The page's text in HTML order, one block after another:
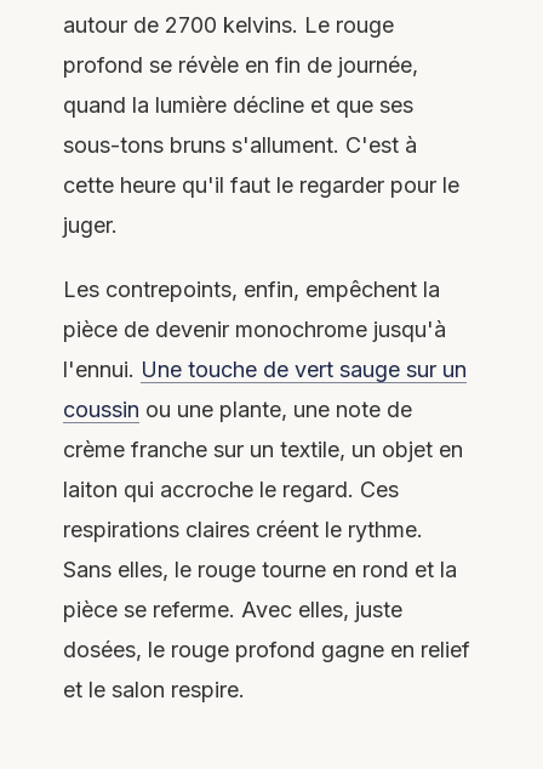
autour de 2700 kelvins. Le rouge
profond se révèle en fin de journée,
quand la lumière décline et que ses
sous-tons bruns s'allument. C'est à
cette heure qu'il faut le regarder pour le
juger.
Les contrepoints, enfin, empêchent la
pièce de devenir monochrome jusqu'à
l'ennui. Une touche de vert sauge sur un
coussin ou une plante, une note de
crème franche sur un textile, un objet en
laiton qui accroche le regard. Ces
respirations claires créent le rythme.
Sans elles, le rouge tourne en rond et la
pièce se referme. Avec elles, juste
dosées, le rouge profond gagne en relief
et le salon respire.